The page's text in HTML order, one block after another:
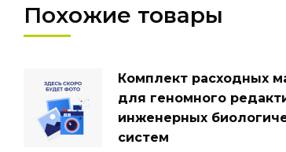
Похожие товары
Комплект расходных
для геномного
инженерных
систем